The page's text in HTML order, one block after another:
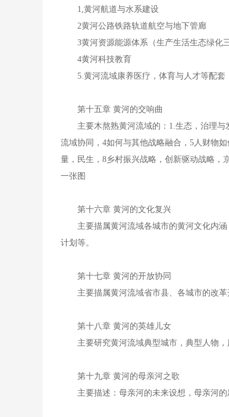
1,黄河航道与水系建设
2黄河公路铁路轨道航空与地下管廊
3黄河资源能源体系（生产生活生态绿化三
4黄河科技教育
5.黄河流域康养医疗，体育与人才等配套
第十五章 黄河的交响曲
主要木熬熟黄河流域的：1.生态，治理
流域协同，4如何与其他战略融合，5人财物
量，民生，8乡村振兴战略，创新驱动战略，
一张图
第十六章 黄河的文化复兴
主要描属黄河流域各城市的黄河文化内
计划等。
第十七章 黄河的开放协同
主要描属黄河流域省市县、各城市的改
第十八章 黄河的英雄儿女
主要研究黄河流域典型城市，典型人物
第十九章 黄河的母亲河之歌
主要描述：母亲河的未来设想，母亲河